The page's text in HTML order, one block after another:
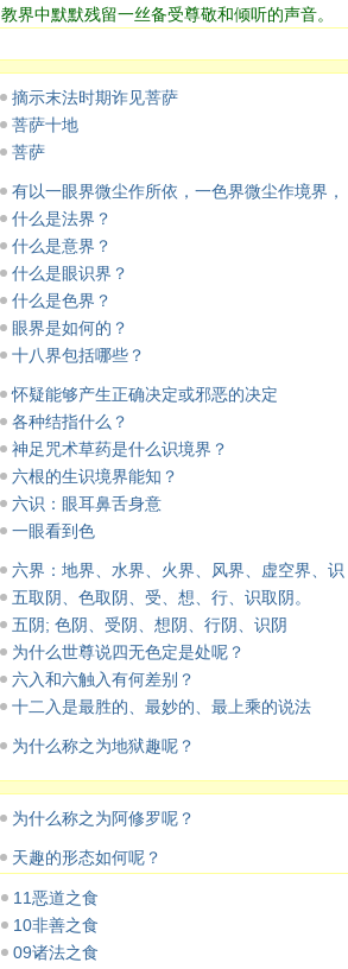
教界中默默残留一丝备受尊敬和倾听的声音。
摘示末法时期诈见菩萨
菩萨十地
菩萨
有以一眼界微尘作所依，一色界微尘作境界，
什么是法界？
什么是意界？
什么是眼识界？
什么是色界？
眼界是如何的？
十八界包括哪些？
怀疑能够产生正确决定或邪恶的决定
各种结指什么？
神足咒术草药是什么识境界？
六根的生识境界能知？
六识：眼耳鼻舌身意
一眼看到色
六界：地界、水界、火界、风界、虚空界、识
五取阴、色取阴、受、想、行、识取阴。
五阴; 色阴、受阴、想阴、行阴、识阴
为什么世尊说四无色定是处呢？
六入和六触入有何差别？
十二入是最胜的、最妙的、最上乘的说法
为什么称之为地狱趣呢？
为什么称之为阿修罗呢？
天趣的形态如何呢？
11恶道之食
10非善之食
09诸法之食